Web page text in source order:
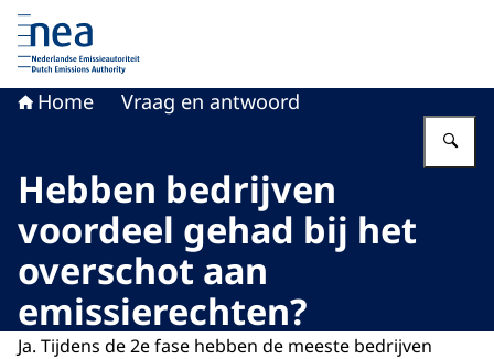
Naar de homepage van Nederlandse Emissieautoriteit
Home Vraag en antwoord
Hebben bedrijven
voordeel gehad bij het
overschot aan
emissierechten?
Ja. Tijdens de 2e fase hebben de meeste bedrijven